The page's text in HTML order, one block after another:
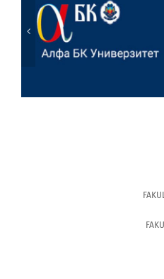
Victoria Day – praznik
anglofonoj kulturi,
umetnički performans